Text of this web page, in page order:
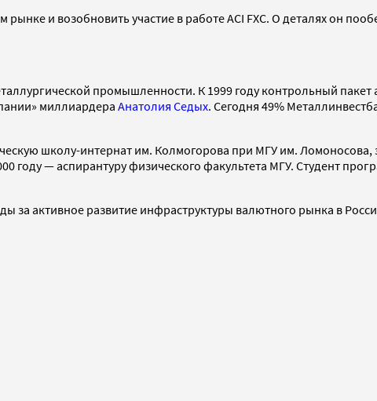
и возобновить участие в работе ACI FXC. О деталях он
промышленности. К 1999 году контрольный пакет
миллиардера Анатолия Седых. Сегодня 49%
школу-интернат им. Колмогорова при МГУ им.
— аспирантуру физического факультета МГУ. Студент
за активное развитие инфраструктуры валютного рынка в